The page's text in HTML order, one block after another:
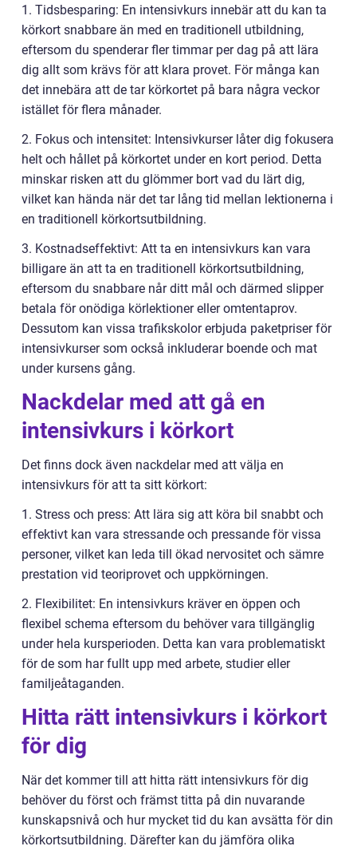
1. Tidsbesparing: En intensivkurs innebär att du kan ta
körkort snabbare än med en traditionell utbildning,
eftersom du spenderar fler timmar per dag på att lära
dig allt som krävs för att klara provet. För många kan
det innebära att de tar körkortet på bara några veckor
istället för flera månader.
2. Fokus och intensitet: Intensivkurser låter dig fokusera
helt och hållet på körkortet under en kort period. Detta
minskar risken att du glömmer bort vad du lärt dig,
vilket kan hända när det tar lång tid mellan lektionerna i
en traditionell körkortsutbildning.
3. Kostnadseffektivt: Att ta en intensivkurs kan vara
billigare än att ta en traditionell körkortsutbildning,
eftersom du snabbare når ditt mål och därmed slipper
betala för onödiga körlektioner eller omtentaprov.
Dessutom kan vissa trafikskolor erbjuda paketpriser för
intensivkurser som också inkluderar boende och mat
under kursens gång.
Nackdelar med att gå en
intensivkurs i körkort
Det finns dock även nackdelar med att välja en
intensivkurs för att ta sitt körkort:
1. Stress och press: Att lära sig att köra bil snabbt och
effektivt kan vara stressande och pressande för vissa
personer, vilket kan leda till ökad nervositet och sämre
prestation vid teoriprovet och uppkörningen.
2. Flexibilitet: En intensivkurs kräver en öppen och
flexibel schema eftersom du behöver vara tillgänglig
under hela kursperioden. Detta kan vara problematiskt
för de som har fullt upp med arbete, studier eller
familjeåtaganden.
Hitta rätt intensivkurs i körkort
för dig
När det kommer till att hitta rätt intensivkurs för dig
behöver du först och främst titta på din nuvarande
kunskapsnivå och hur mycket tid du kan avsätta för din
körkortsutbildning. Därefter kan du jämföra olika